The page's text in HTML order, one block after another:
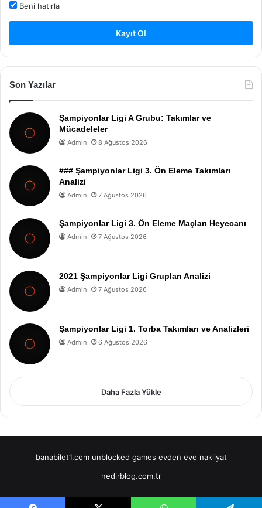
Beni hatırla
Kayıt Ol
Son Yazılar
Şampiyonlar Ligi A Grubu: Takımlar ve
Mücadeleler
Admin 8 Ağustos 2026
### Şampiyonlar Ligi 3. Ön Eleme Takımları
Analizi
Admin 7 Ağustos 2026
Şampiyonlar Ligi 3. Ön Eleme Maçları Heyecanı
Admin 7 Ağustos 2026
2021 Şampiyonlar Ligi Grupları Analizi
Admin 7 Ağustos 2026
Şampiyonlar Ligi 1. Torba Takımları ve Analizleri
Admin 6 Ağustos 2026
Daha Fazla Yükle
banabilet1.com unblocked games evden eve nakliyat
nedirblog.com.tr